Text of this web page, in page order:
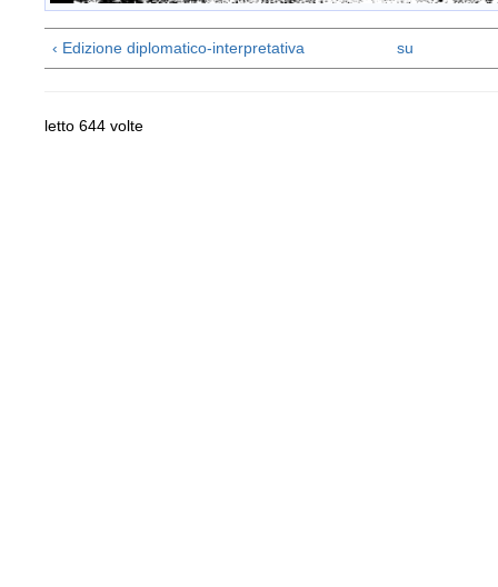
‹ Edizione diplomatico-interpretativa su
letto 644 volte